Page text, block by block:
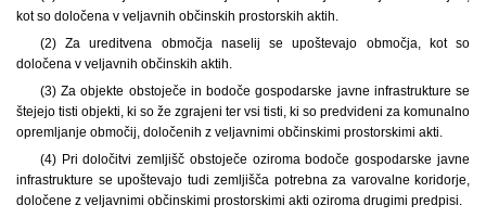
kot so določena v veljavnih občinskih prostorskih aktih.
(2) Za ureditvena območja naselij se upoštevajo območja, kot so
določena v veljavnih občinskih aktih.
(3) Za objekte obstoječe in bodoče gospodarske javne infrastrukture se
štejejo tisti objekti, ki so že zgrajeni ter vsi tisti, ki so predvideni za komunalno
opremljanje območij, določenih z veljavnimi občinskimi prostorskimi akti.
(4) Pri določitvi zemljišč obstoječe oziroma bodoče gospodarske javne
infrastrukture se upoštevajo tudi zemljišča potrebna za varovalne koridorje,
določene z veljavnimi občinskimi prostorskimi akti oziroma drugimi predpisi.